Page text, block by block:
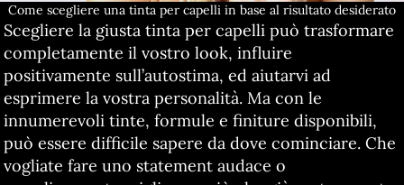
Come scegliere una tinta per capelli in base al risultato desiderato
Scegliere la giusta tinta per capelli può trasformare
completamente il vostro look, influire
positivamente sull’autostima, ed aiutarvi ad
esprimere la vostra personalità. Ma con le
innumerevoli tinte, formule e finiture disponibili,
può essere difficile sapere da dove cominciare. Che
vogliate fare uno statement audace o